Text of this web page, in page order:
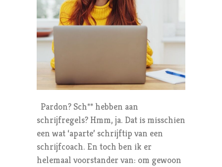
Pardon? Sch** hebben aan
schrijfregels? Hmm, ja. Dat is misschien
een wat ‘aparte’ schrijftip van een
schrijfcoach. En toch ben ik er
helemaal voorstander van: om gewoon